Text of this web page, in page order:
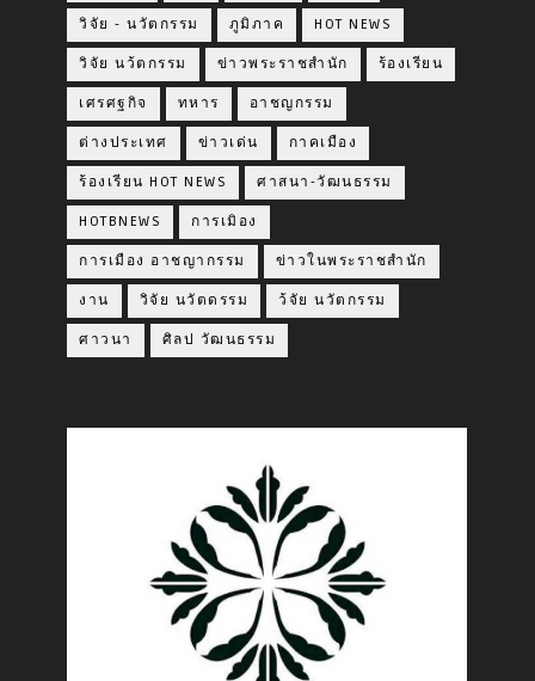
วิจัย - นวัตกรรม ภูมิภาค HOT NEWS
วิจัย นว้ตกรรม ข่าวพระราชสำนัก ร้องเรียน
เศรศฐกิจ ทหาร อาชญกรรม
ต่างประเทศ ข่าวเด่น กาคเมือง
ร้องเรียน HOT NEWS ศาสนา-วัฒนธรรม
HOTBNEWS การเมิอง
การเมือง อาชญากรรม ข่าวในพระราชสำนัก
งาน วิจัย นวัตดรรม ว้จัย นวัตกรรม
ศาวนา ศิลป วัฒนธรรม